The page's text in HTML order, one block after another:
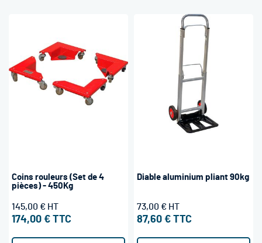
Coins rouleurs (Set de 4
pièces) - 450Kg
174,00 €
145,00 €
Diable aluminium pliant 90kg
87,60 €
73,00 €